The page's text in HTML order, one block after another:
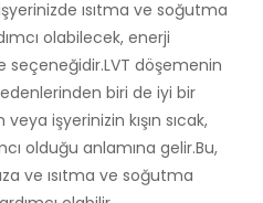
ısıtma ve soğutma
olabilecek, enerji
seçeneğidir.LVT döşemenin
biri de iyi bir
işyerinizin kışın sıcak,
olduğu anlamına gelir.Bu,
ve ısıtma ve soğutma